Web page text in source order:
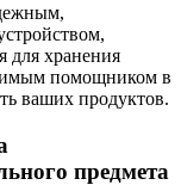
для хранения
помощником в
ваших продуктов.
предмета